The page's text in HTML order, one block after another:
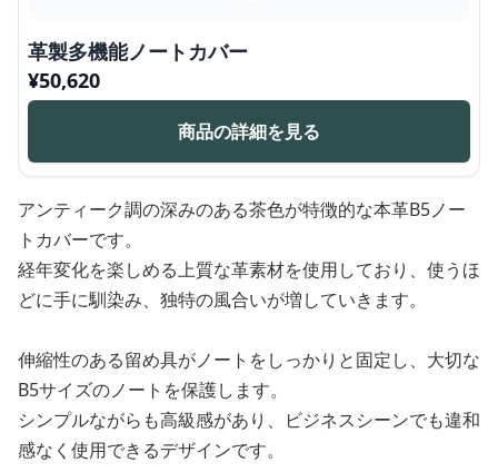
革製多機能ノートカバー
¥50,620
商品の詳細を見る
アンティーク調の深みのある茶色が特徴的な本革B5ノー
トカバーです。
経年変化を楽しめる上質な革素材を使用しており、使うほ
どに手に馴染み、独特の風合いが増していきます。
伸縮性のある留め具がノートをしっかりと固定し、大切な
B5サイズのノートを保護します。
シンプルながらも高級感があり、ビジネスシーンでも違和
感なく使用できるデザインです。